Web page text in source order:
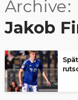
Archive
Jakob